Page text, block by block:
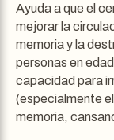
Ayuda a que el
mejorar la
memoria y la
personas en
capacidad para
(especialmente
memoria,